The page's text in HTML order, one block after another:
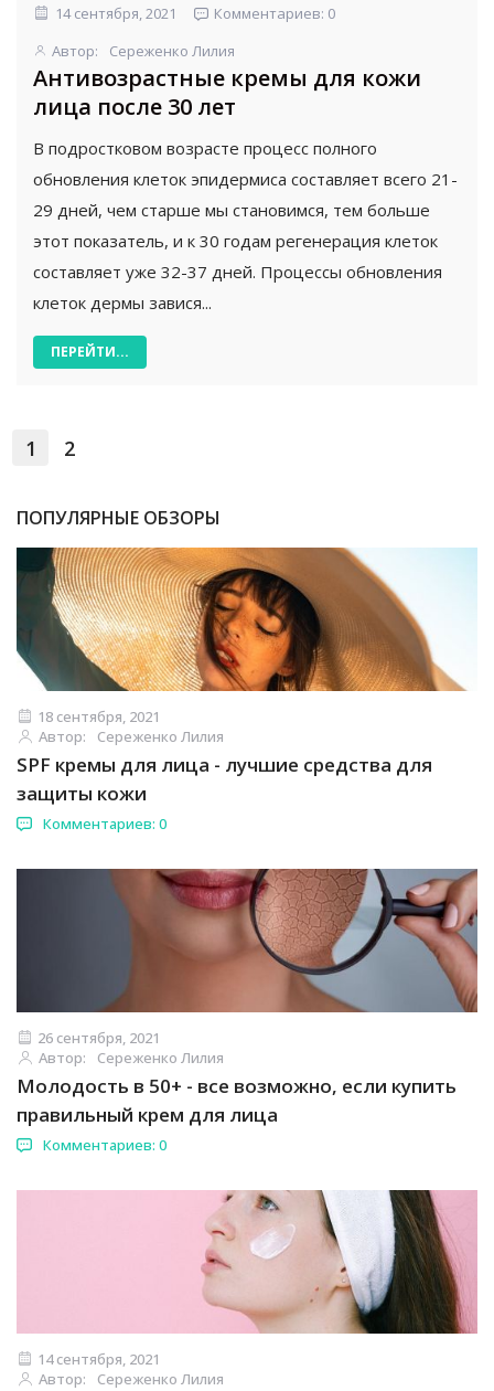
14 сентября, 2021
Комментариев: 0
Автор:
Сереженко Лилия
Антивозрастные кремы для кожи
лица после 30 лет
В подростковом возрасте процесс полного
обновления клеток эпидермиса составляет всего 21-
29 дней, чем старше мы становимся, тем больше
этот показатель, и к 30 годам регенерация клеток
составляет уже 32-37 дней. Процессы обновления
клеток дермы завися...
ПЕРЕЙТИ...
1 2
ПОПУЛЯРНЫЕ ОБЗОРЫ
18 сентября, 2021
Автор:
Сереженко Лилия
SPF кремы для лица - лучшие средства для
защиты кожи
Комментариев: 0
26 сентября, 2021
Автор:
Сереженко Лилия
Молодость в 50+ - все возможно, если купить
правильный крем для лица
Комментариев: 0
14 сентября, 2021
Автор:
Сереженко Лилия